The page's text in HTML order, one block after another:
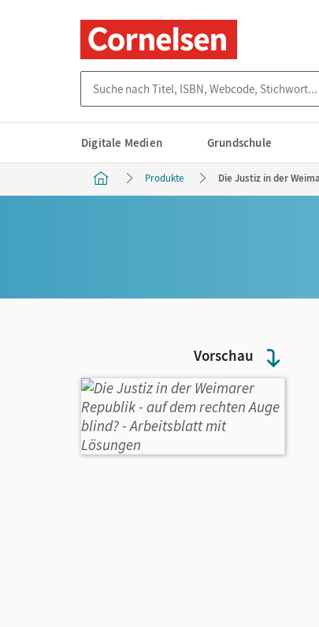
Digitale Medien Grundschule
Produkte Die Justiz in der
Vorschau